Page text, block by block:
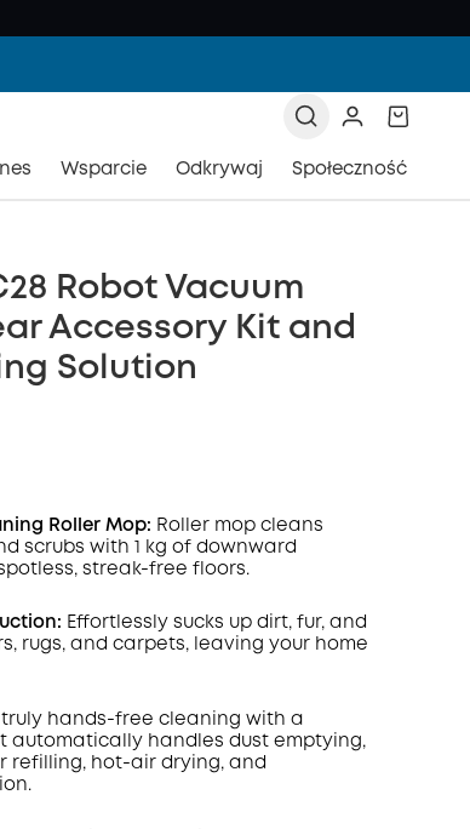
Wsparcie Odkrywaj Społeczność
Robot Vacuum
Accessory Kit and
Solution
Roller Mop: Roller mop cleans
scrubs with 1 kg of downward
streak-free floors.
Effortlessly sucks up dirt, fur, and
rugs, and carpets, leaving your home
truly hands-free cleaning with a
automatically handles dust emptying,
refilling, hot-air drying, and